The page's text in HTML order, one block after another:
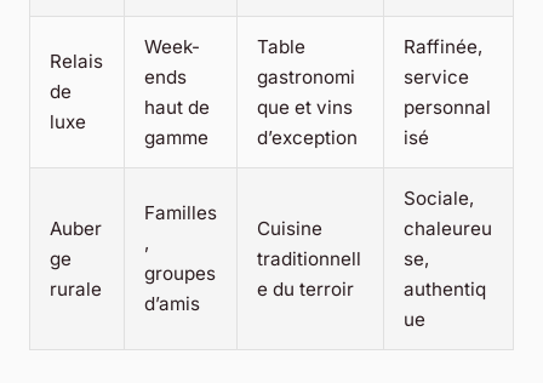
Relais
de
luxe
Week-
ends
haut de
gamme
Table
gastronomi
que et vins
d’exception
Raffinée,
service
personnal
isé
Auber
ge
rurale
Familles
,
groupes
d’amis
Cuisine
traditionnell
e du terroir
Sociale,
chaleureu
se,
authentiq
ue